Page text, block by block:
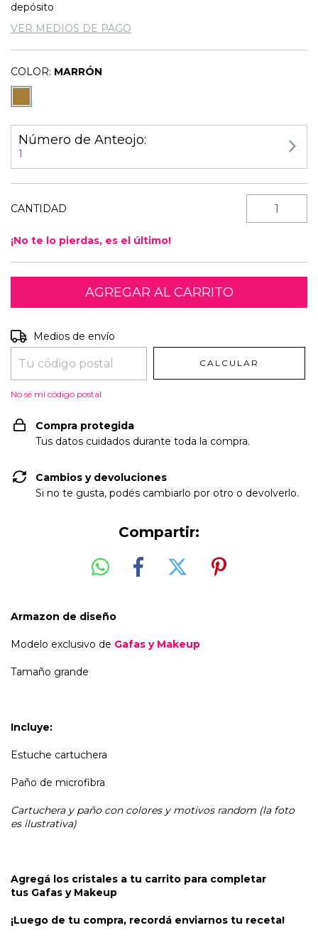
depósito
VER MEDIOS DE PAGO
COLOR: MARRÓN
Número de Anteojo:
1
CANTIDAD
¡No te lo pierdas, es el último!
Entregas para el CP:
Medios de envío
CALCULAR
No sé mi código postal
Compra protegida
Tus datos cuidados durante toda la compra.
Cambios y devoluciones
Si no te gusta, podés cambiarlo por otro o devolverlo.
Compartir:
Armazon de diseño
Modelo exclusivo de Gafas y Makeup
Tamaño grande
Incluye:
Estuche cartuchera
Paño de microfibra
Cartuchera y paño con colores y motivos random (la foto
es ilustrativa)
Agregá los cristales a tu carrito para completar
tus Gafas y Makeup
¡Luego de tu compra, recordá enviarnos tu receta!